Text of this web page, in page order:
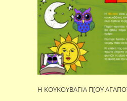
Η ΚΟΥΚΟΥΒΑΓΙΑ Π[ΟΥ